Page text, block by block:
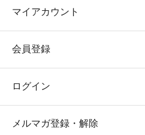
マイアカウント
会員登録
ログイン
メルマガ登録・解除